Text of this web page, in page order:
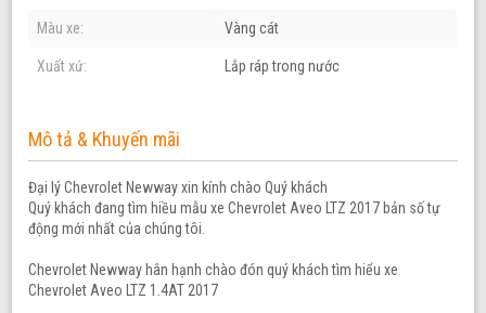
Màu xe: Vàng cát
Xuất xứ: Lắp ráp trong nước
Mô tả & Khuyến mãi
Đại lý Chevrolet Newway xin kính chào Quý khách
Quý khách đang tìm hiều mẫu xe Chevrolet Aveo LTZ 2017 bản số tự
động mới nhất của chúng tôi.
Chevrolet Newway hân hạnh chào đón quý khách tìm hiểu xe
Chevrolet Aveo LTZ 1.4AT 2017